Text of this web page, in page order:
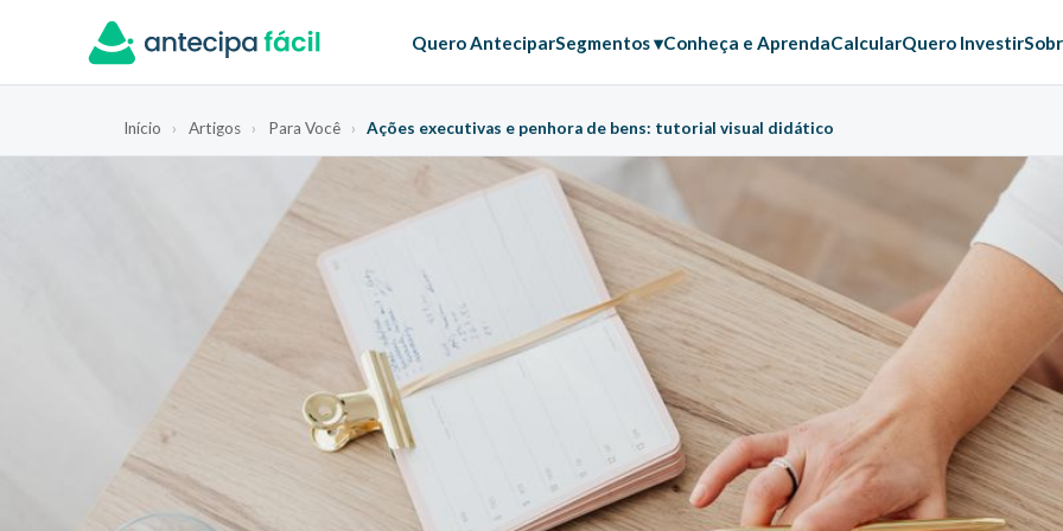
Quero AnteciparSegmentos ▾Conheça e AprendaCalcularQuero Investir
Início › Artigos › Para Você › Ações executivas e penhora de bens: tutorial visual didático